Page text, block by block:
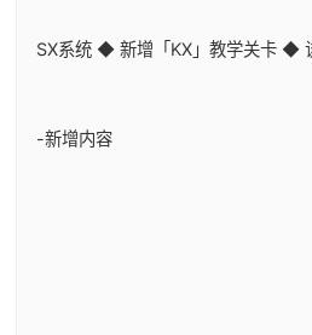
SX系统 ◆ 新增「KX」教学关卡 ◆
-新增内容